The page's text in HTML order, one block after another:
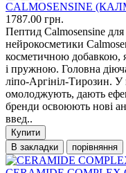
CALMOSENSINE
1787.00 грн.
Пептид Calmosensine
нейрокосметики
косметичною добавкою,
і пружною. Головна
ліпо-Аргініл-Тирозин.
омолоджують, дають
бренди освоюють нові
введ..
Купити
В закладки
порівняння